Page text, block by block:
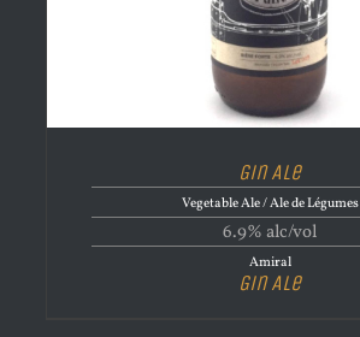
Gin Ale
Vegetable Ale / Ale de Légumes
6.9% alc/vol
Amiral
Gin Ale